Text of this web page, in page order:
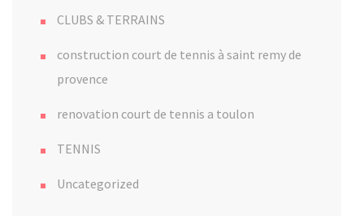
CLUBS & TERRAINS
construction court de tennis à saint remy de
provence
renovation court de tennis a toulon
TENNIS
Uncategorized